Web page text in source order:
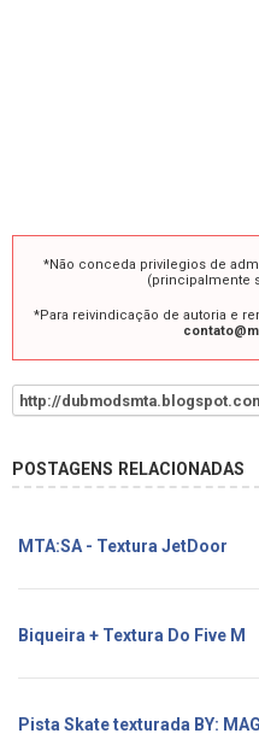
*Não conceda privilegios de
(principalmente
*Para reivindicação de autoria e
http://
POSTAGENS RELACIONADAS
MTA:SA - Textura JetDoor
Biqueira + Textura Do Five M
Pista Skate texturada BY: